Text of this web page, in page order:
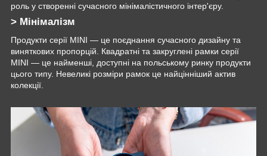
роль у створенні сучасного мінімалістичного інтер'єру.
> Мінімалізм
Продукти серії MINI — це поєднання сучасного дизайну та
виняткових пропорцій. Квадратні та закруглені рамки серії
MINI — це найменші, доступні на польському ринку продукти
цього типу. Невеликі розміри рамок це найцінніший актив
колекції.